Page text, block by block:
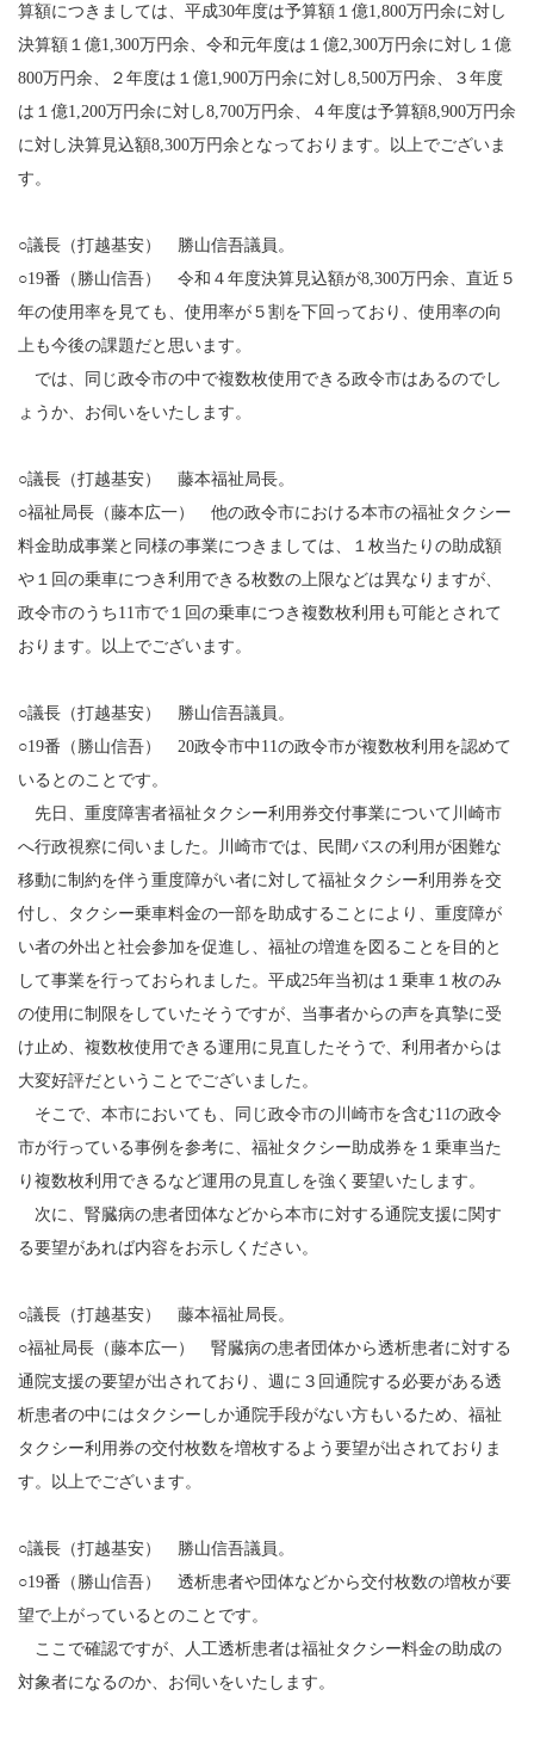
算額につきましては、平成30年度は予算額１億1,800万円余に対し
決算額１億1,300万円余、令和元年度は１億2,300万円余に対し１億
800万円余、２年度は１億1,900万円余に対し8,500万円余、３年度
は１億1,200万円余に対し8,700万円余、４年度は予算額8,900万円余
に対し決算見込額8,300万円余となっております。以上でございま
す。
○議長（打越基安） 勝山信吾議員。
○19番（勝山信吾） 令和４年度決算見込額が8,300万円余、直近５
年の使用率を見ても、使用率が５割を下回っており、使用率の向
上も今後の課題だと思います。
では、同じ政令市の中で複数枚使用できる政令市はあるのでし
ょうか、お伺いをいたします。
○議長（打越基安） 藤本福祉局長。
○福祉局長（藤本広一） 他の政令市における本市の福祉タクシー
料金助成事業と同様の事業につきましては、１枚当たりの助成額
や１回の乗車につき利用できる枚数の上限などは異なりますが、
政令市のうち11市で１回の乗車につき複数枚利用も可能とされて
おります。以上でございます。
○議長（打越基安） 勝山信吾議員。
○19番（勝山信吾） 20政令市中11の政令市が複数枚利用を認めて
いるとのことです。
先日、重度障害者福祉タクシー利用券交付事業について川崎市
へ行政視察に伺いました。川崎市では、民間バスの利用が困難な
移動に制約を伴う重度障がい者に対して福祉タクシー利用券を交
付し、タクシー乗車料金の一部を助成することにより、重度障が
い者の外出と社会参加を促進し、福祉の増進を図ることを目的と
して事業を行っておられました。平成25年当初は１乗車１枚のみ
の使用に制限をしていたそうですが、当事者からの声を真摯に受
け止め、複数枚使用できる運用に見直したそうで、利用者からは
大変好評だということでございました。
そこで、本市においても、同じ政令市の川崎市を含む11の政令
市が行っている事例を参考に、福祉タクシー助成券を１乗車当た
り複数枚利用できるなど運用の見直しを強く要望いたします。
次に、腎臓病の患者団体などから本市に対する通院支援に関す
る要望があれば内容をお示しください。
○議長（打越基安） 藤本福祉局長。
○福祉局長（藤本広一） 腎臓病の患者団体から透析患者に対する
通院支援の要望が出されており、週に３回通院する必要がある透
析患者の中にはタクシーしか通院手段がない方もいるため、福祉
タクシー利用券の交付枚数を増枚するよう要望が出されておりま
す。以上でございます。
○議長（打越基安） 勝山信吾議員。
○19番（勝山信吾） 透析患者や団体などから交付枚数の増枚が要
望で上がっているとのことです。
ここで確認ですが、人工透析患者は福祉タクシー料金の助成の
対象者になるのか、お伺いをいたします。